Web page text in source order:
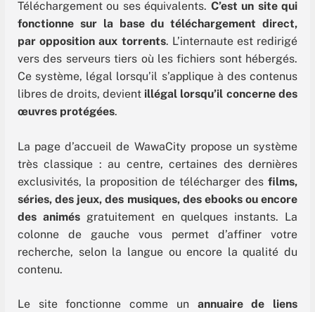
Téléchargement ou ses équivalents. C’est un site qui
fonctionne sur la base du téléchargement direct,
par opposition aux torrents. L’internaute est redirigé
vers des serveurs tiers où les fichiers sont hébergés.
Ce système, légal lorsqu’il s’applique à des contenus
libres de droits, devient illégal lorsqu’il concerne des
œuvres protégées.
La page d’accueil de WawaCity propose un système
très classique : au centre, certaines des dernières
exclusivités, la proposition de télécharger des films,
séries, des jeux, des musiques, des ebooks ou encore
des animés gratuitement en quelques instants. La
colonne de gauche vous permet d’affiner votre
recherche, selon la langue ou encore la qualité du
contenu.
Le site fonctionne comme un annuaire de liens